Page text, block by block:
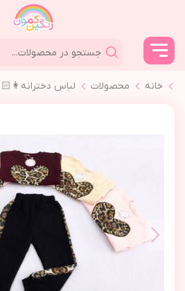
خانه محصولات لباس دخترانه👩🏻